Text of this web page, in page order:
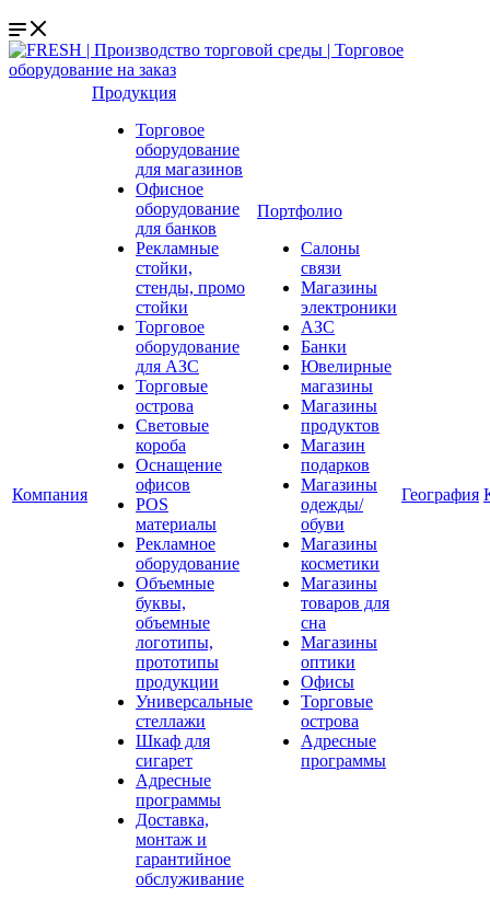
Компания
Продукция
Торговое
оборудование
для магазинов
Офисное
оборудование
для банков
Рекламные
стойки,
стенды, промо
стойки
Торговое
оборудование
для АЗС
Торговые
острова
Световые
короба
Оснащение
офисов
POS
материалы
Рекламное
оборудование
Объемные
буквы,
объемные
логотипы,
прототипы
продукции
Универсальные
стеллажи
Шкаф для
сигарет
Адресные
программы
Доставка,
монтаж и
гарантийное
обслуживание
Портфолио
Салоны
связи
Магазины
электроники
АЗС
Банки
Ювелирные
магазины
Магазины
продуктов
Магазин
подарков
Магазины
одежды/
обуви
Магазины
косметики
Магазины
товаров для
сна
Магазины
оптики
Офисы
Торговые
острова
Адресные
программы
География